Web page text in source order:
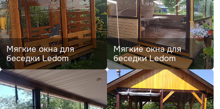
Мягкие окна для
беседки Ledom
Мягкие окна для
беседки Ledom